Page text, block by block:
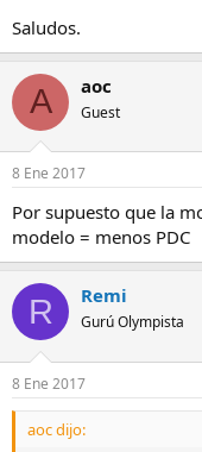
Saludos.
A aoc
Guest
8 Ene 2017
Por supuesto que la
modelo = menos PDC
R Remi
Gurú Olympista
8 Ene 2017
aoc dijo: